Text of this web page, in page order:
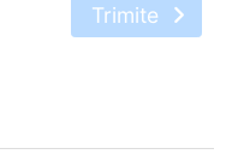
Trimite